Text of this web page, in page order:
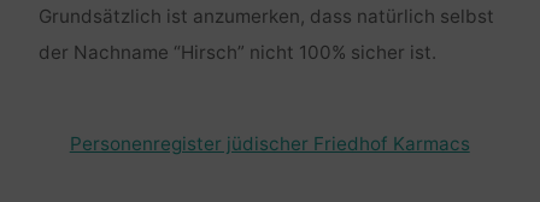
Grundsätzlich ist anzumerken, dass natürlich selbst
der Nachname “Hirsch” nicht 100% sicher ist.
Personenregister jüdischer Friedhof Karmacs